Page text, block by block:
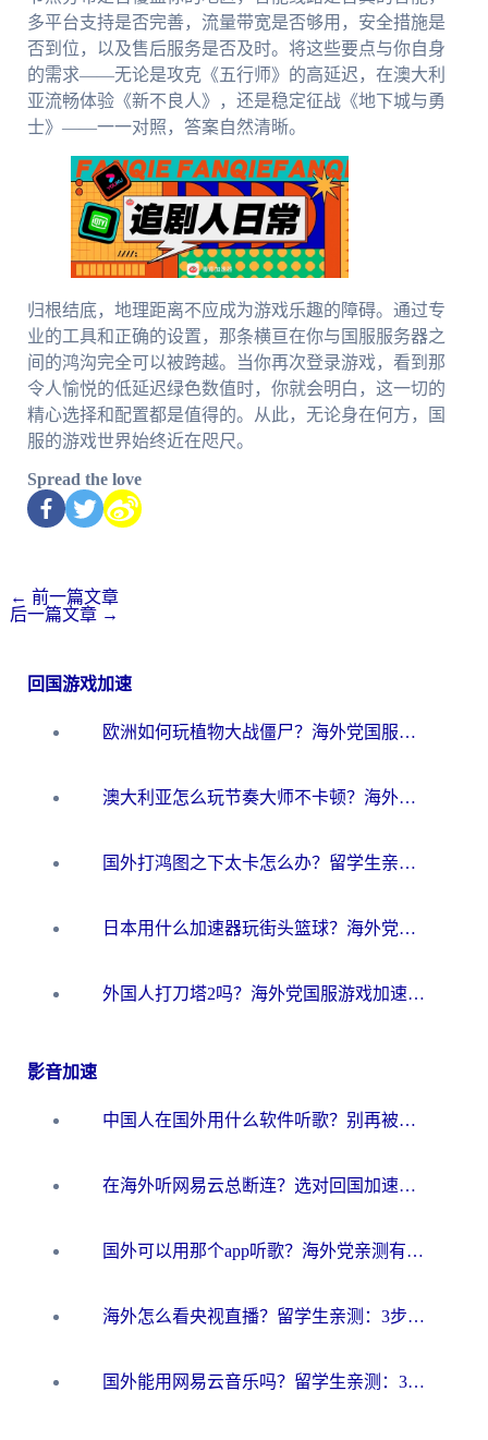
多平台支持是否完善，流量带宽是否够用，安全措施是
否到位，以及售后服务是否及时。将这些要点与你自身
的需求——无论是攻克《五行师》的高延迟，在澳大利
亚流畅体验《新不良人》，还是稳定征战《地下城与勇
士》——一一对照，答案自然清晰。
归根结底，地理距离不应成为游戏乐趣的障碍。通过专
业的工具和正确的设置，那条横亘在你与国服服务器之
间的鸿沟完全可以被跨越。当你再次登录游戏，看到那
令人愉悦的低延迟绿色数值时，你就会明白，这一切的
精心选择和配置都是值得的。从此，无论身在何方，国
服的游戏世界始终近在咫尺。
Spread the love
← 前一篇文章
后一篇文章 →
回国游戏加速
欧洲如何玩植物大战僵尸？海外党国服游戏加速避坑指南（附实测对比）
澳大利亚怎么玩节奏大师不卡顿？海外党国服游戏加速终极指南
国外打鸿图之下太卡怎么办？留学生亲测有效的国服游戏加速方案
日本用什么加速器玩街头篮球？海外党国服游戏不卡顿的终极攻略
外国人打刀塔2吗？海外党国服游戏加速避坑全攻略
影音加速
中国人在国外用什么软件听歌？别再被地域限制卡脖子，这篇教你轻松解锁国内音乐库
在海外听网易云总断连？选对回国加速器，告别地区限制和卡顿
国外可以用那个app听歌？海外党亲测有效的回国加速方案，轻松听国内音乐听书
海外怎么看央视直播？留学生亲测：3步解决版权限制+追剧自由
国外能用网易云音乐吗？留学生亲测：3步解决海外听歌难题